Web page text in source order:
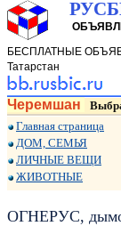
БЕСПЛАТНЫЕ
Татарстан
Черемшан
Главная страница
ДОМ, СЕМЬЯ
ЛИЧНЫЕ ВЕЩИ
ЖИВОТНЫЕ
ОГНЕРУС,